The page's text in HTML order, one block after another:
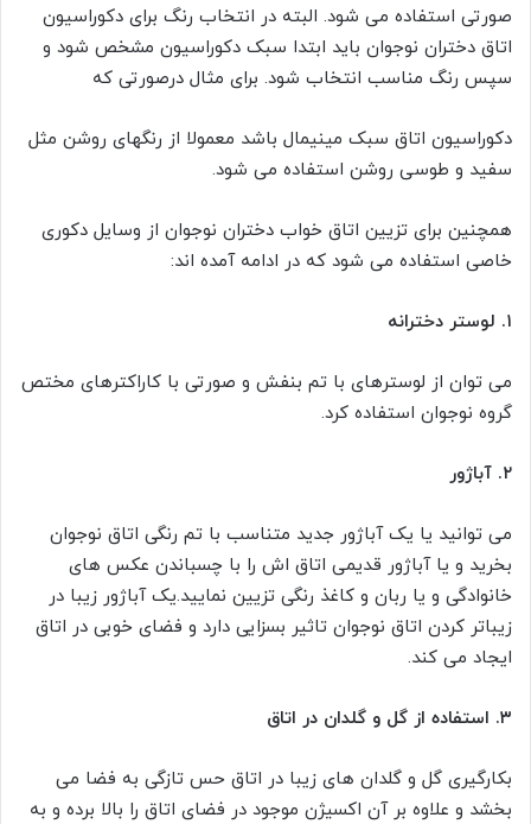
صورتی استفاده می شود. البته در انتخاب رنگ برای دکوراسیون
اتاق دختران نوجوان باید ابتدا سبک دکوراسیون مشخص شود و
سپس رنگ مناسب انتخاب شود. برای مثال درصورتی که
دکوراسیون اتاق سبک مینیمال باشد معمولا از رنگهای روشن مثل
سفید و طوسی روشن استفاده می شود.
همچنین برای تزیین اتاق خواب دختران نوجوان از وسایل دکوری
خاصی استفاده می شود که در ادامه آمده اند:
۱. لوستر دخترانه
می توان از لوسترهای با تم بنفش و صورتی با کاراکترهای مختص
گروه نوجوان استفاده کرد.
۲. آباژور
می توانید یا یک آباژور جدید متناسب با تم رنگی اتاق نوجوان
بخرید و یا آباژور قدیمی اتاق اش را با چسباندن عکس های
خانوادگی و یا ربان و کاغذ رنگی تزیین نمایید.یک آباژور زیبا در
زیباتر کردن اتاق نوجوان تاثیر بسزایی دارد و فضای خوبی در اتاق
ایجاد می کند.
۳. استفاده از گل و گلدان در اتاق
بکارگیری گل و گلدان های زیبا در اتاق حس تازگی به فضا می
بخشد و علاوه بر آن اکسیژن موجود در فضای اتاق را بالا برده و به